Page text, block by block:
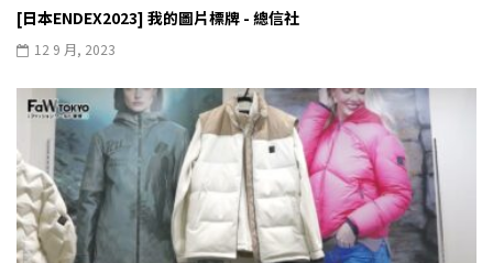
[日本ENDEX2023] 我的圖片標牌 - 總信社
12 9 月, 2023